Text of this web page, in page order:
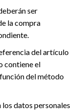
ser
la compra
del artículo
contiene el
del método
datos personales